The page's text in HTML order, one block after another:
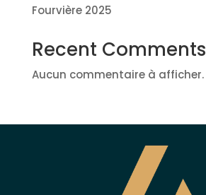
Fourvière 2025
Recent Comments
Aucun commentaire à afficher.